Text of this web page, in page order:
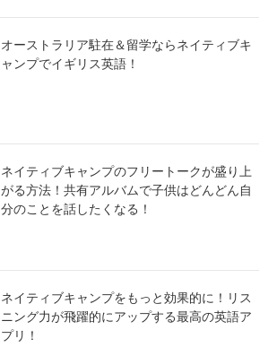
オーストラリア駐在＆留学ならネイティブキ
ャンプでイギリス英語！
ネイティブキャンプのフリートークが盛り上
がる方法！共有アルバムで子供はどんどん自
分のことを話したくなる！
ネイティブキャンプをもっと効果的に！リス
ニング力が飛躍的にアップする最高の英語ア
プリ！